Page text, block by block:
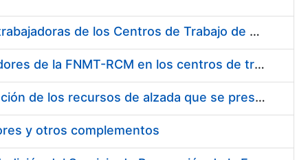
Suministro de Protectores Auditivos a medida para las personas trabajadoras de los Centros de Trabajo de Madrid y Burgos
Suministro de gafas graduadas antiproyecciones para los trabajadores de la FNMT-RCM en los centros de trabajo de Madrid y Burgos
Servicios de una empresa externa para el asesoramiento y resolución de los recursos de alzada que se presentan relacionados con procesos de selección para la FNMT-RCM
y otros complementos